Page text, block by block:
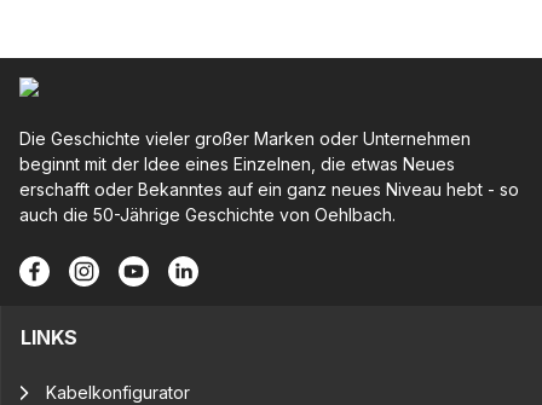
Die Geschichte vieler großer Marken oder Unternehmen
beginnt mit der Idee eines Einzelnen, die etwas Neues
erschafft oder Bekanntes auf ein ganz neues Niveau hebt - so
auch die 50-Jährige Geschichte von Oehlbach.
LINKS
Kabelkonfigurator